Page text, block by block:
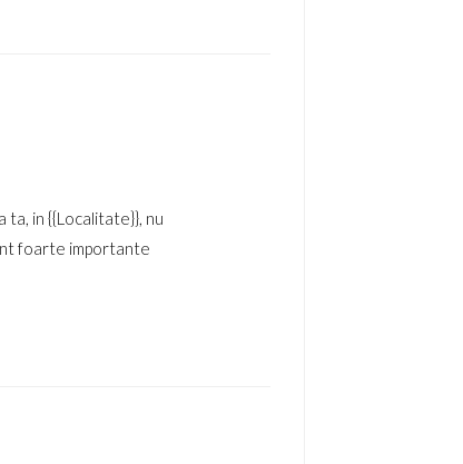
in {{Localitate}}, nu
foarte importante